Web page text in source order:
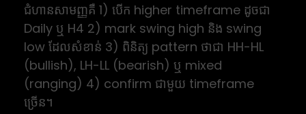
ជំហានសាមញ្ញគឺ 1) បើក higher timeframe ដូចជា
Daily ឬ H4 2) mark swing high និង swing
low ដែលសំខាន់ 3) ពិនិត្យ pattern ថាជា HH-HL
(bullish), LH-LL (bearish) ឬ mixed
(ranging) 4) confirm ជាមួយ timeframe
ច្រើន។